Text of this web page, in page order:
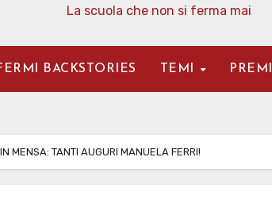
La scuola che non si ferma mai
BACKSTORIES TEMI PREMI
MENSA: TANTI AUGURI MANUELA FERRI!